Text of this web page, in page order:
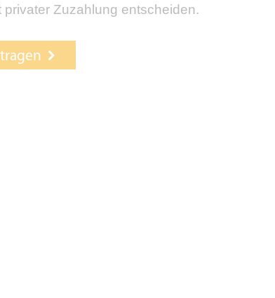
privater Zuzahlung entscheiden.